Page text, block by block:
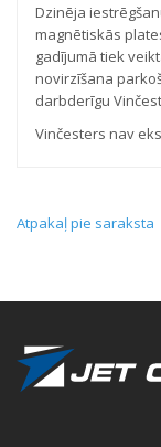
Dzinēja
magnētiskās
gadījumā tiek
novirzīšana
darbderīgu
Vinčesters nav
Atpakaļ pie saraksta